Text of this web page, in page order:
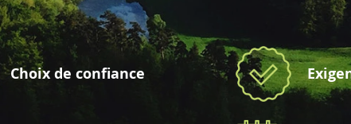
Choix de confiance